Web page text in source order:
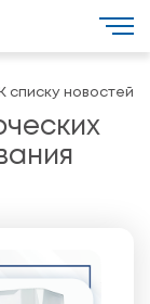
К списку новостей